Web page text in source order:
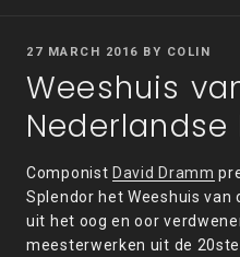
POSTED
27 MARCH 2016 BY COLIN
Weeshuis
Nederlandse
Componist David Dramm
Splendor het Weeshuis
uit het oog en oor
meesterwerken uit de 20ste